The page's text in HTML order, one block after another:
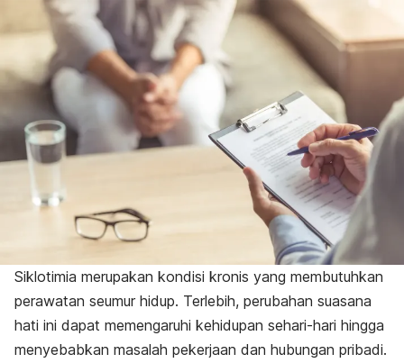
Siklotimia merupakan kondisi kronis yang membutuhkan
perawatan seumur hidup. Terlebih, perubahan suasana
hati ini dapat memengaruhi kehidupan sehari-hari hingga
menyebabkan masalah pekerjaan dan hubungan pribadi.